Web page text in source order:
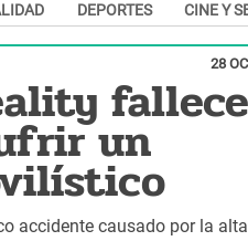
DEPORTES CINE Y
28
un
accidente causado por la